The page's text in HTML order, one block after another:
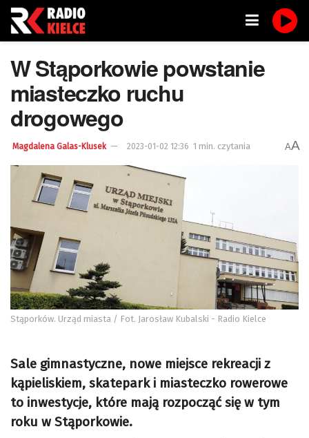
W Stąporkowie powstanie
miasteczko ruchu
drogowego
Magdalena Galas-Klusek 2023-01-02 12:36 1 min. czytania AA
Stąporków. Urząd miasta / Fot. Jarosław Kubalski - Radio Kielce
Sale gimnastyczne, nowe miejsce rekreacji z
kąpieliskiem, skatepark i miasteczko rowerowe
to inwestycje, które mają rozpocząć się w tym
roku w Stąporkowie.